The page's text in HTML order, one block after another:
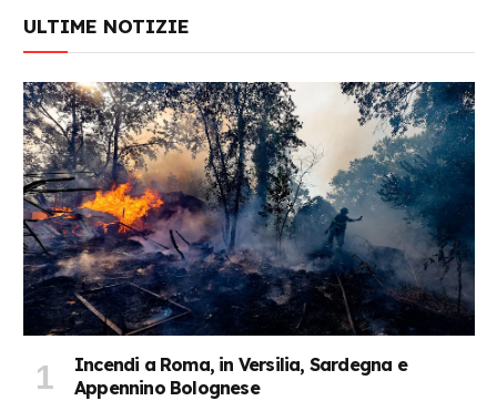
ULTIME NOTIZIE
Incendi a Roma, in Versilia, Sardegna e
Appennino Bolognese